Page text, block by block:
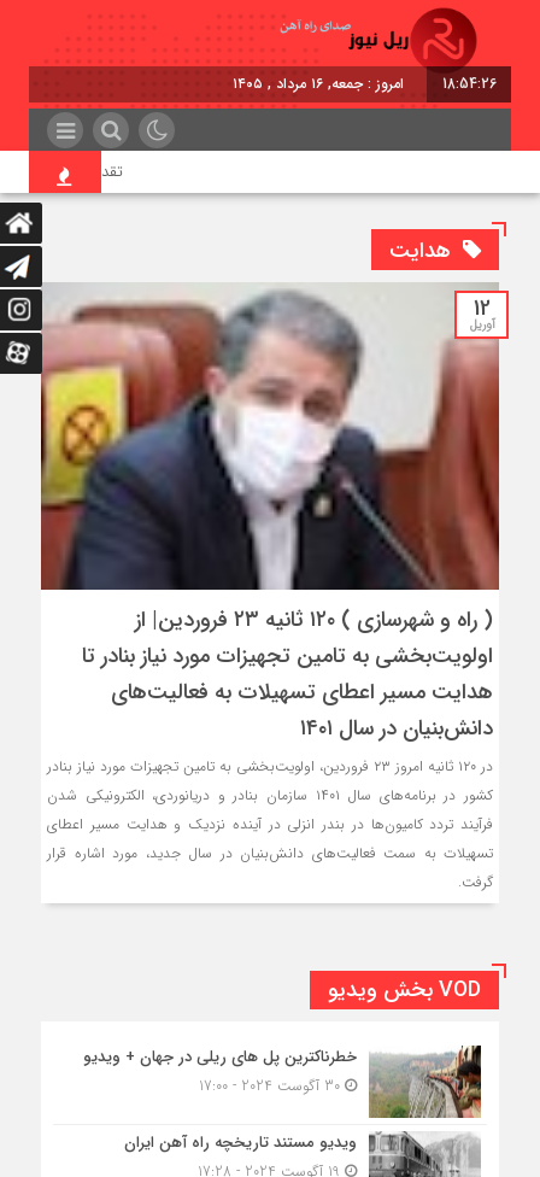
18:54:26 امروز : جمعه, ۱۶ مرداد , ۱۴۰۵
تقدیر معاون اول
هدایت
12
آوریل
( راه و شهرسازی ) ۱۲۰ ثانیه ۲۳ فروردین‌| از
اولویت‌بخشی به تامین تجهیزات مورد نیاز بنادر تا
هدایت مسیر اعطای تسهیلات به فعالیت‌های
دانش‌بنیان در سال ۱۴۰۱
در ۱۲۰ ثانیه امروز ۲۳ فروردین‌، اولویت‌بخشی به تامین تجهیزات مورد نیاز بنادر
کشور در برنامه‌های سال ۱۴۰۱ سازمان بنادر و دریانوردی، الکترونیکی شدن
فرآیند تردد کامیون‌ها در بندر انزلی در آینده نزدیک و هدایت مسیر اعطای
تسهیلات به سمت فعالیت‌های دانش‌بنیان در سال جدید، مورد اشاره قرار
گرفت.
VOD بخش ویدیو
خطرناکترین پل های ریلی در جهان + ویدیو
30 آگوست 2024 - 17:00
ویدیو مستند تاریخچه راه آهن ایران